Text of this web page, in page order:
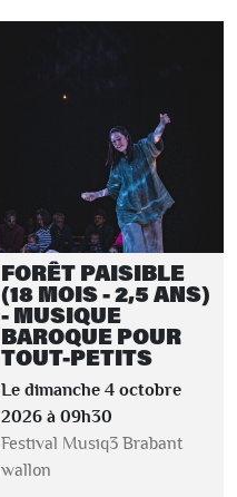
FORÊT PAISIBLE
(18 MOIS - 2,5 ANS)
- MUSIQUE
BAROQUE POUR
TOUT-PETITS
Le dimanche 4 octobre
2026 à 09h30
Festival Musiq3 Brabant
wallon